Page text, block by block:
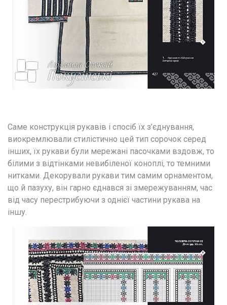
Саме конструкція рукавів і спосіб їх з’єднування,
виокремлювали стилістично цей тип сорочок серед
інших, їх рукави були мережані пасочками вздовж, то
білими з відтінками невибіленої коноплі, то темними
нитками. Декорували рукави тим самим орнаментом,
що й пазуху, він гарно єднався зі змережуванням, час
від часу перестрибуючи з однієї частини рукава на
іншу.